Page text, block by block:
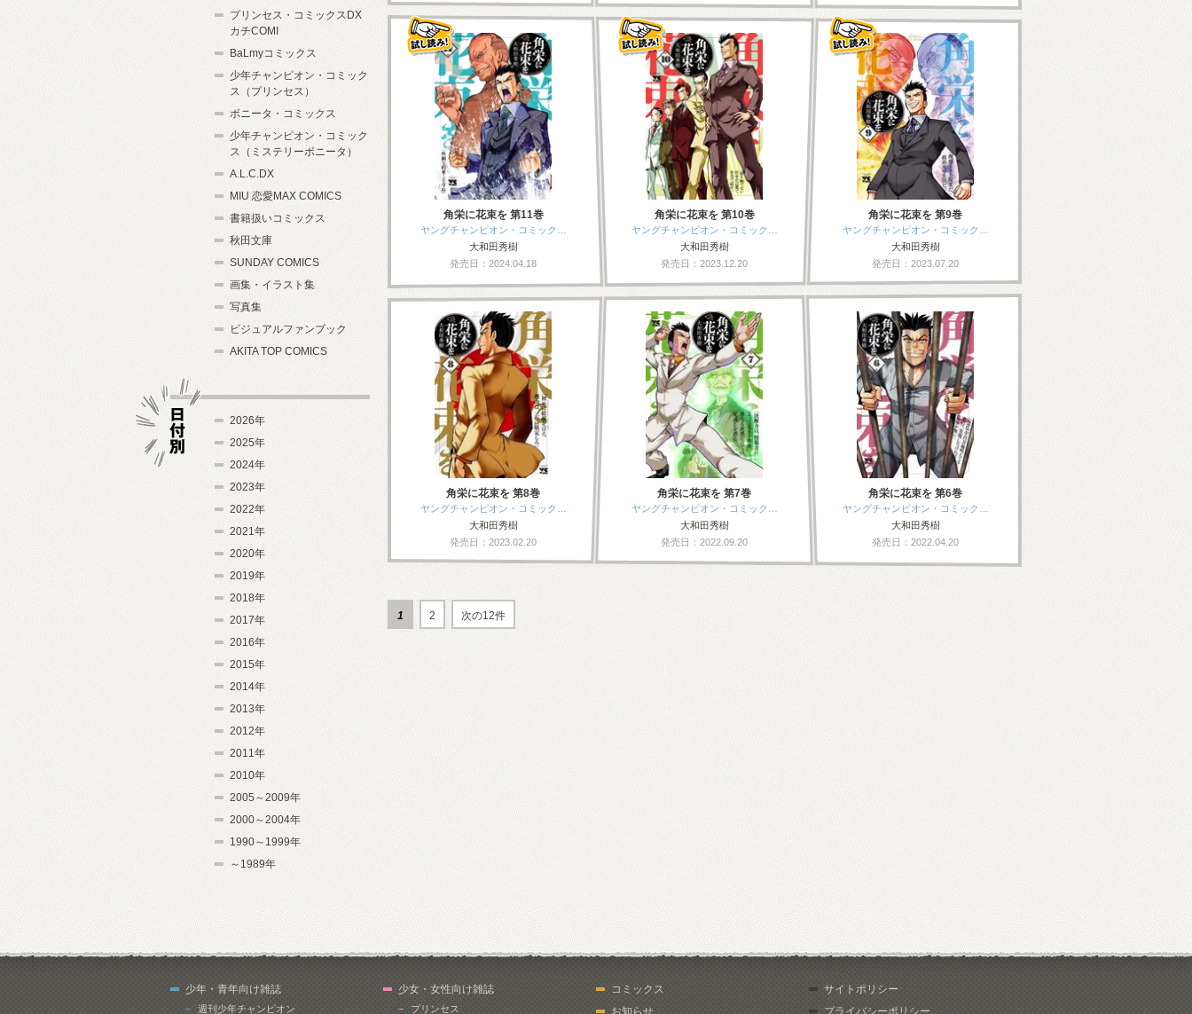
角栄に花束を 第11巻
ヤングチャンピオン・コミック…
大和田秀樹
発売日：2024.04.18
角栄に花束を 第10巻
ヤングチャンピオン・コミック…
大和田秀樹
発売日：2023.12.20
角栄に花束を 第9巻
ヤングチャンピオン・コミック…
大和田秀樹
発売日：2023.07.20
角栄に花束を 第8巻
ヤングチャンピオン・コミック…
大和田秀樹
発売日：2023.02.20
角栄に花束を 第7巻
ヤングチャンピオン・コミック…
大和田秀樹
発売日：2022.09.20
角栄に花束を 第6巻
ヤングチャンピオン・コミック…
大和田秀樹
発売日：2022.04.20
1 2 次の12件
プリンセス・コミックスDX
カチCOMI
BaLmyコミックス
少年チャンピオン・コミック
ス（プリンセス）
ボニータ・コミックス
少年チャンピオン・コミック
ス（ミステリーボニータ）
A.L.C.DX
MIU 恋愛MAX COMICS
書籍扱いコミックス
秋田文庫
SUNDAY COMICS
画集・イラスト集
写真集
ビジュアルファンブック
AKITA TOP COMICS
2026年
2025年
2024年
2023年
2022年
2021年
2020年
2019年
2018年
2017年
2016年
2015年
2014年
2013年
2012年
2011年
2010年
2005～2009年
2000～2004年
1990～1999年
～1989年
少年・青年向け雑誌
週刊少年チャンピオン
少女・女性向け雑誌
プリンセス
コミックス
お知らせ
サイトポリシー
プライバシーポリシー